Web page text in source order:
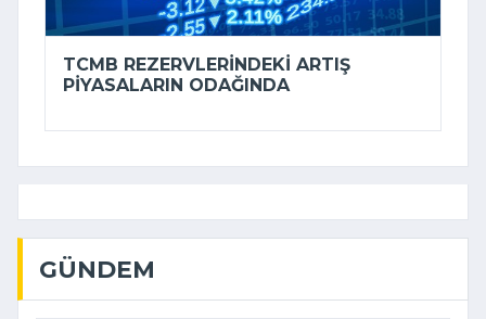
TCMB REZERVLERINDEKI ARTIŞ
PIYASALARIN ODAĞINDA
GÜNDEM